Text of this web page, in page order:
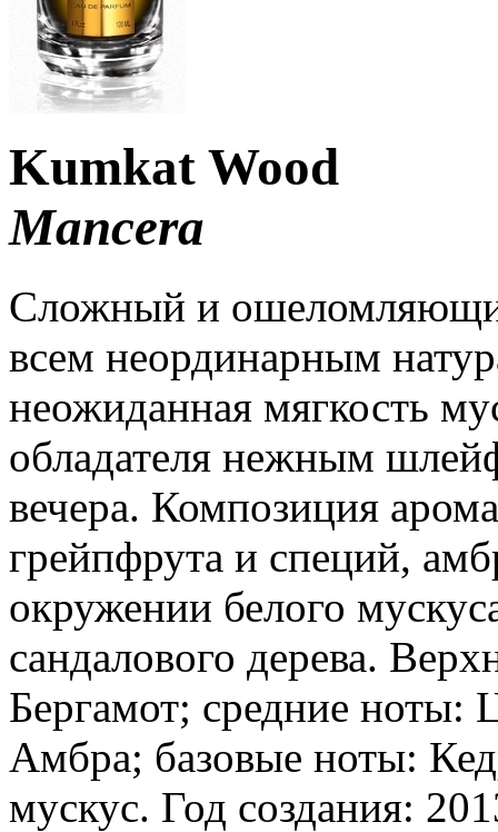
Kumkat Wood
Mancera
Сложный и
всем неординарным
неожиданная мягкость
обладателя нежным
вечера. Композиция
грейпфрута и специй,
окружении белого
сандалового дерева.
Бергамот; средние ноты:
Амбра; базовые ноты:
мускус. Год создания: